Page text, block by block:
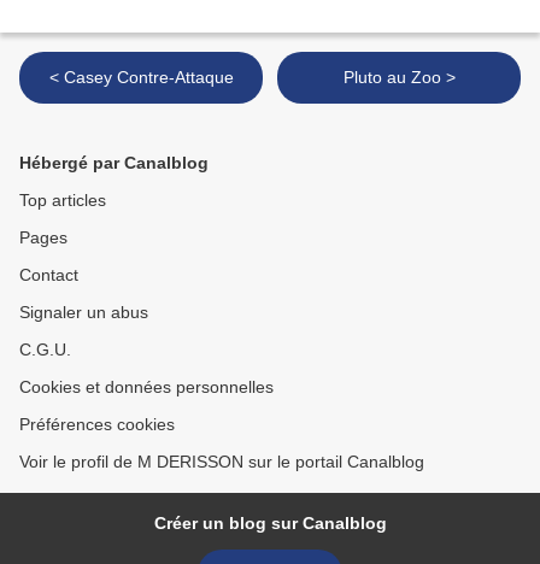
< Casey Contre-Attaque Pluto au Zoo >
Hébergé par Canalblog
Top articles
Pages
Contact
Signaler un abus
C.G.U.
Cookies et données personnelles
Préférences cookies
Voir le profil de M DERISSON sur le portail Canalblog
Créer un blog sur Canalblog